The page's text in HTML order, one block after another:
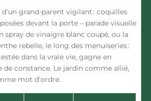
grand-parent vigilant : coquilles
devant la porte – parade visuelle
spray de vinaigre blanc coupé, ou la
rebelle, le long des menuiseries :
dans la vraie vie, gagne en
de constance. Le jardin comme allié,
mot d’ordre.